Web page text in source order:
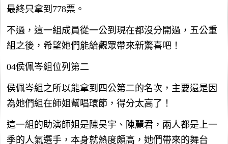
最終只拿到778票。
不過，這一組成員從一公到現在都沒分開過，五公重
組之後，希望她們能給觀眾帶來新驚喜吧！
04侯佩岑組位列第二
侯佩岑組之所以能拿到四公第二的名次，主要還是因
為她們組在師姐幫唱環節，得分太高了！
這一組的助演師姐是陳昊宇、陳麗君，兩人都是上一
季的人氣選手，本身就熱度頗高，她們帶來的舞台